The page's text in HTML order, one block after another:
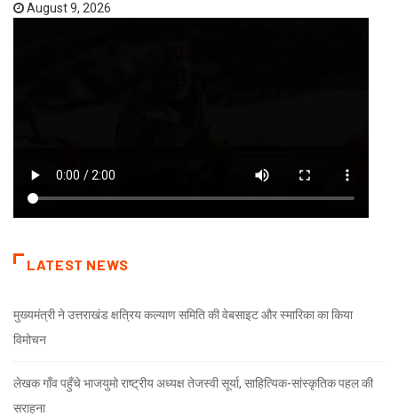
August 9, 2026
LATEST NEWS
मुख्यमंत्री ने उत्तराखंड क्षत्रिय कल्याण समिति की वेबसाइट और स्मारिका का किया
विमोचन
लेखक गाँव पहुँचे भाजयुमो राष्ट्रीय अध्यक्ष तेजस्वी सूर्या, साहित्यिक-सांस्कृतिक पहल की
सराहना